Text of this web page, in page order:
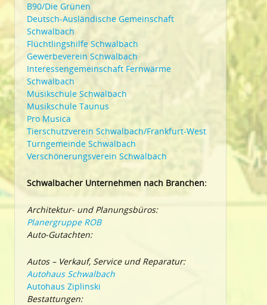
B90/Die Grünen
Deutsch-Ausländische Gemeinschaft
Schwalbach
Flüchtlingshilfe Schwalbach
Gewerbeverein Schwalbach
Interessengemeinschaft Fernwärme
Schwalbach
Musikschule Schwalbach
Musikschule Taunus
Pro Musica
Tierschutzverein Schwalbach/Frankfurt-West
Turngemeinde Schwalbach
Verschönerungsverein Schwalbach
Schwalbacher Unternehmen nach Branchen:
Architektur- und Planungsbüros:
Planergruppe ROB
Auto-Gutachten:
Autos – Verkauf, Service und Reparatur:
Autohaus Schwalbach
Autohaus Ziplinski
Bestattungen: